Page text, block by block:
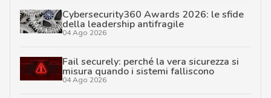
Cybersecurity360 Awards 2026: le sfide
della leadership antifragile
04 Ago 2026
Fail securely: perché la vera sicurezza si
misura quando i sistemi falliscono
04 Ago 2026